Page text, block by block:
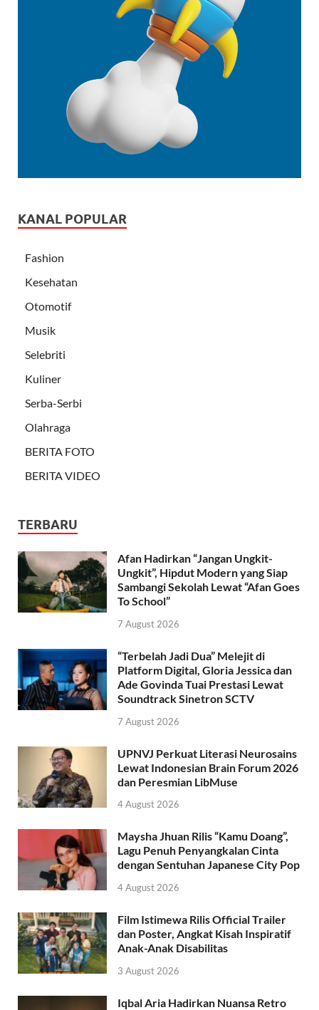
KANAL POPULAR
Fashion
Kesehatan
Otomotif
Musik
Selebriti
Kuliner
Serba-Serbi
Olahraga
BERITA FOTO
BERITA VIDEO
TERBARU
Afan Hadirkan “Jangan Ungkit-
Ungkit”, Hipdut Modern yang Siap
Sambangi Sekolah Lewat “Afan Goes
To School”
7 August 2026
“Terbelah Jadi Dua” Melejit di
Platform Digital, Gloria Jessica dan
Ade Govinda Tuai Prestasi Lewat
Soundtrack Sinetron SCTV
7 August 2026
UPNVJ Perkuat Literasi Neurosains
Lewat Indonesian Brain Forum 2026
dan Peresmian LibMuse
4 August 2026
Maysha Jhuan Rilis “Kamu Doang”,
Lagu Penuh Penyangkalan Cinta
dengan Sentuhan Japanese City Pop
4 August 2026
Film Istimewa Rilis Official Trailer
dan Poster, Angkat Kisah Inspiratif
Anak-Anak Disabilitas
3 August 2026
Iqbal Aria Hadirkan Nuansa Retro